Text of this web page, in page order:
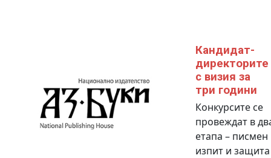
Кандидат-
директорите
с визия за
три години
Конкурсите се
провеждат в
етапа – писмен
изпит и защита